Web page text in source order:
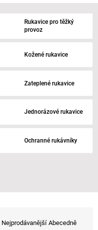
Rukavice pro těžký
provoz
Kožené rukavice
Zateplené rukavice
Jednorázové rukavice
Ochranné rukávníky
Nejprodávanější Abecedně